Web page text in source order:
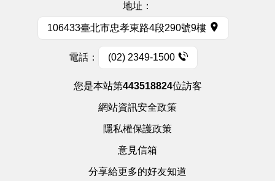
地址：
106433臺北市忠孝東路4段290號9樓
電話： (02) 2349-1500
您是本站第443518824位訪客
網站資訊安全政策
隱私權保護政策
意見信箱
分享給更多的好友知道